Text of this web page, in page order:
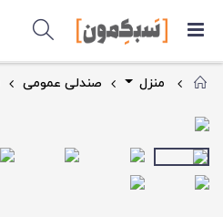
منزل صندلی عمومی